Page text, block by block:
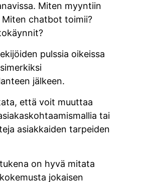
Miten myyntiin
Miten chatbot toimii?
pulssia oikeissa
jälkeen.
että voit muuttaa
tai
asiakkaiden tarpeiden
on hyvä mitata
jokaisen